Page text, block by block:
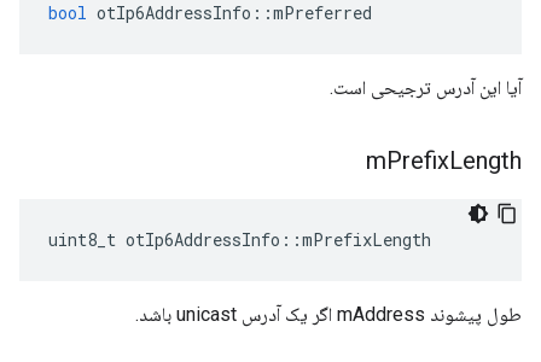
bool otIp6AddressInfo ::mPreferred
آیا این آدرس ترجیحی است.
mPrefixLength
uint8_t otIp6AddressInfo ::mPrefixLength
طول پیشوند mAddress اگر یک آدرس unicast باشد.